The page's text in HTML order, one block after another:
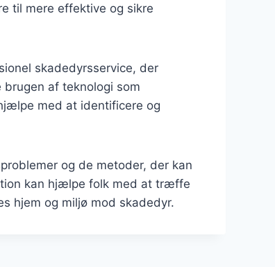
til mere effektive og sikre
skadedyrsservice, der
af teknologi som
med at identificere og
og de metoder, der kan
kan hjælpe folk med at træffe
hjem og miljø mod skadedyr.